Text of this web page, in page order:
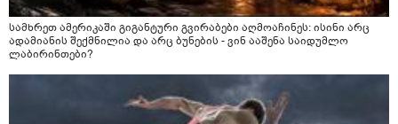
სამხრეთ ამერიკაში გიგანტური გვირაბები აღმოაჩინეს: ისინი არც
ადამიანის შექმნილია და არც ბუნების - ვინ ააშენა საიდუმლო
ლაბირინთები?